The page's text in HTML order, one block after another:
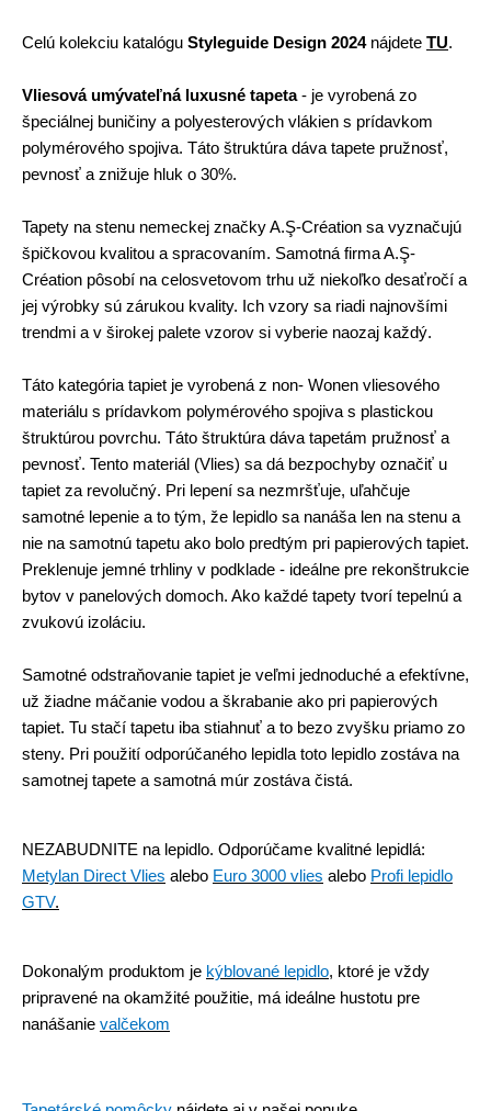
Celú kolekciu katalógu Styleguide Design 2024 nájdete TU.
Vliesová umývateľná luxusné tapeta- je vyrobená zo
špeciálnej buničiny a polyesterových vlákien s prídavkom
polymérového spojiva. Táto štruktúra dáva tapete pružnosť,
pevnosť a znižuje hluk o 30%.
Tapety na stenu nemeckej značky A.Ş-Création sa vyznačujú
špičkovou kvalitou a spracovaním. Samotná firma A.Ş-
Création pôsobí na celosvetovom trhu už niekoľko desaťročí a
jej výrobky sú zárukou kvality. Ich vzory sa riadi najnovšími
trendmi a v širokej palete vzorov si vyberie naozaj každý.
Táto kategória tapiet je vyrobená z non- Wonen vliesového
materiálu s prídavkom polymérového spojiva s plastickou
štruktúrou povrchu. Táto štruktúra dáva tapetám pružnosť a
pevnosť. Tento materiál (Vlies) sa dá bezpochyby označiť u
tapiet za revolučný. Pri lepení sa nezmršťuje, uľahčuje
samotné lepenie a to tým, že lepidlo sa nanáša len na stenu a
nie na samotnú tapetu ako bolo predtým pri papierových tapiet.
Preklenuje jemné trhliny v podklade - ideálne pre rekonštrukcie
bytov v panelových domoch. Ako každé tapety tvorí tepelnú a
zvukovú izoláciu.
Samotné odstraňovanie tapiet je veľmi jednoduché a efektívne,
už žiadne máčanie vodou a škrabanie ako pri papierových
tapiet. Tu stačí tapetu iba stiahnuť a to bezo zvyšku priamo zo
steny. Pri použití odporúčaného lepidla toto lepidlo zostáva na
samotnej tapete a samotná múr zostáva čistá.
NEZABUDNITE na lepidlo. Odporúčame kvalitné lepidlá:
Metylan Direct Vlies alebo Euro 3000 vlies alebo Profi lepidlo
GTV.
Dokonalým produktom je kýblované lepidlo, ktoré je vždy
pripravené na okamžité použitie, má ideálne hustotu pre
nanášanie valčekom